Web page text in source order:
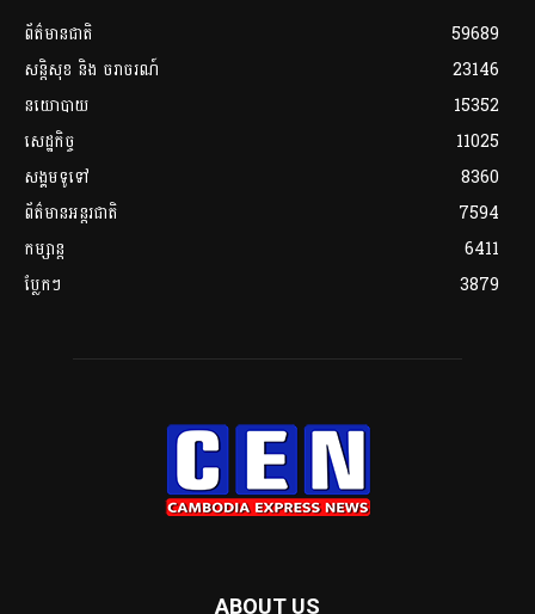
ព័ត៌មានជាតិ
59689
សន្តិសុខ និង ចរាចរណ៍
23146
នយោបាយ
15352
សេដ្ឋកិច្ច
11025
សង្គមទូទៅ
8360
ព័ត៌មានអន្តរជាតិ
7594
កម្សាន្ត
6411
ប្លែកៗ
3879
ABOUT US